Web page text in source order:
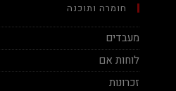
חומרה ותוכנה
מעבדים
לוחות אם
זכרונות